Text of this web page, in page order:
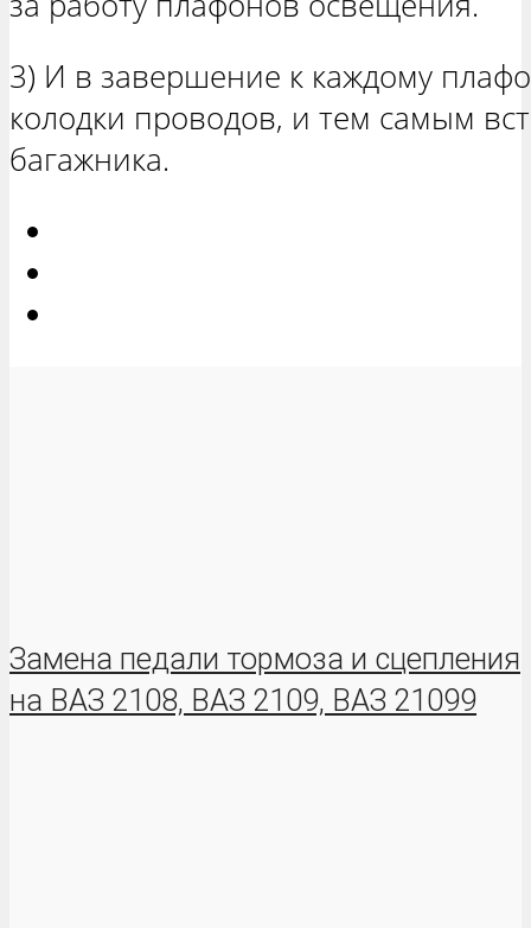
3) И в завершение к каждому
колодки проводов, и тем самым
багажника.
Замена педали тормоза и сцепления
на ВАЗ 2108, ВАЗ 2109, ВАЗ 21099